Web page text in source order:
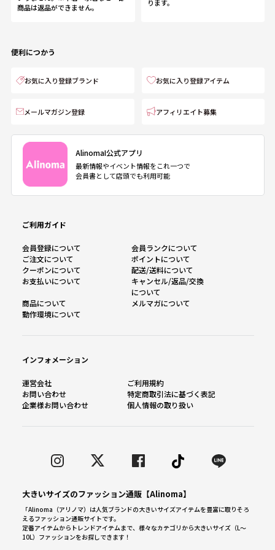
商品は返品ができません。
ります。
便利につかう
お気に入り登録ブランド お気に入り登録アイテム
メールマガジン登録 アフィリエイト募集
AlinomaI公式アプリ
最新情報やイベント情報をこれ一つで
会員書として店頭でも利用可能
ご利用ガイド
会員登録について
会員ランクについて
ご注文について
ポイントについて
クーポンについて
配送/送料について
お支払いについて
キャンセル/返品/交換
について
商品について
メルマガについて
動作環境について
インフォメーション
運営会社
ご利用規約
お問い合わせ
特定商取引法に基づく表記
企業様お問い合わせ
個人情報の取り扱い
大きいサイズのファッション通販【Alinoma】
「Alinoma（アリノマ）は人気ブランドの大きいサイズアイテムを豊富に取りそろ
えるファッション通販サイトです。
定番アイテムからトレンドアイテムまで、様々なカテゴリから大きいサイズ（L～
10L）ファッションをお探しできます！